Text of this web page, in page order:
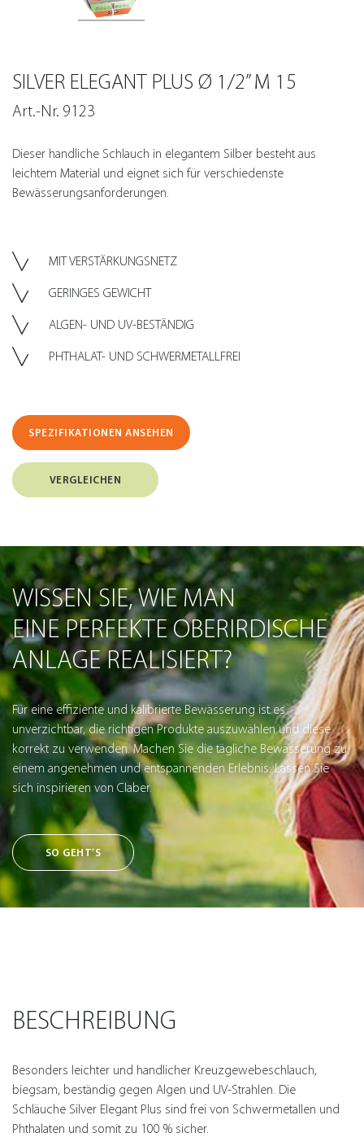
SILVER ELEGANT PLUS Ø 1/2” M 15
Art.-Nr. 9123
Dieser handliche Schlauch in elegantem Silber besteht aus
leichtem Material und eignet sich für verschiedenste
Bewässerungsanforderungen.
MIT VERSTÄRKUNGSNETZ
GERINGES GEWICHT
ALGEN- UND UV-BESTÄNDIG
PHTHALAT- UND SCHWERMETALLFREI
SPEZIFIKATIONEN ANSEHEN
VERGLEICHEN
WISSEN SIE, WIE MAN
EINE PERFEKTE OBERIRDISCHE
ANLAGE REALISIERT?
Für eine effiziente und kalibrierte Bewässerung ist es
unverzichtbar, die richtigen Produkte auszuwählen und diese
korrekt zu verwenden. Machen Sie die tägliche Bewässerung zu
einem angenehmen und entspannenden Erlebnis: Lassen Sie
sich inspirieren von Claber.
SO GEHT’S
BESCHREIBUNG
Besonders leichter und handlicher Kreuzgewebeschlauch,
biegsam, beständig gegen Algen und UV-Strahlen. Die
Schläuche Silver Elegant Plus sind frei von Schwermetallen und
Phthalaten und somit zu 100 % sicher.